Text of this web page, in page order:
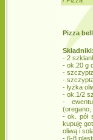
Pizza
- 2
- ok.20 g
-
-
- łyżka
- ok.1/2
-
(oregano,
- ok. pół
kupuję
oliwą i
- 6-8